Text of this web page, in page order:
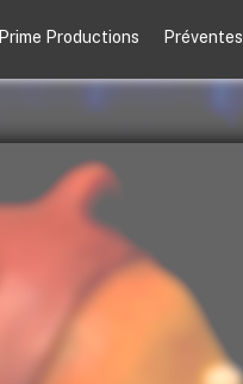
Prime Productions Préventes